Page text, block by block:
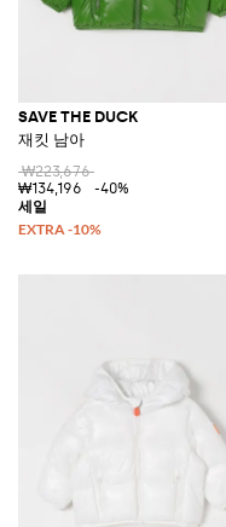
SAVE THE DUCK
재킷 남아
₩223,676
₩134,196
-40%